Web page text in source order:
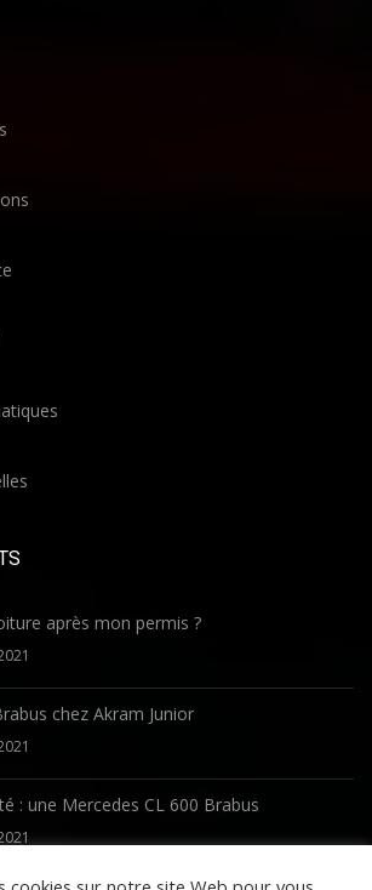
après mon permis ?
chez Akram Junior
: une Mercedes CL 600 Brabus